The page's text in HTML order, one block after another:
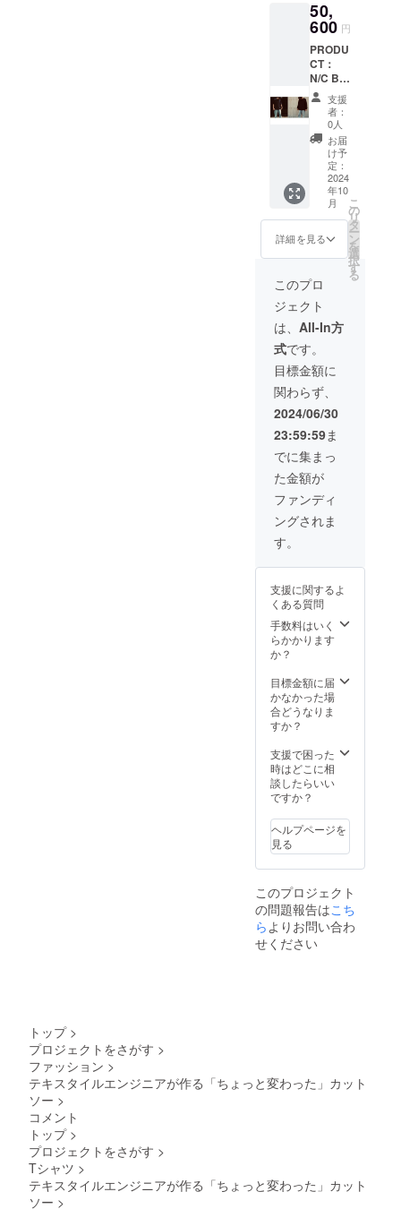
が生じ
る可能
性が有
ります
COLOR
：
NIGHT
PRICE
¥26,400
-(税込・
送料込
み) 数
量 1枚
50,
600 円
PRODU
CT：
N/C BA
H/S
TEE(AG
C-0324)
SIZE：
FREE
(バスト
126cm
着丈
74cm
袖丈
25.5cm
肩幅
56cm)
※誤差
が生じ
る可能
性が有
ります
COLOR
：
NIGHT
数量 1
枚
PRODU
CT：
N/C BA
L/S
TEE(AG
C-0424)
SIZE：
FREE
着丈
袖丈
58cm
肩幅
56cm)
※誤差
る可能
性が有
ります
COLOR
NIGHT
数量 1
枚
PRICE
¥24,200
+
¥26,400
=¥50,60
込・送
料込み)
支援
者：
0人
お届
け予
定：
2024
年10
月
詳細を見る
こ
の
リ
タ
ー
ン
を
選
択
す
る
このプロ
ジェクト
は、 All-In方
式です。
目標金額に
関わらず、
2024/06/30
23:59:59ま
でに集まっ
た金額が
ファンディ
ングされま
す。
支援に関するよ
くある質問
手数料はいく
らかかります
か？
目標金額に届
かなかった場
合どうなりま
すか？
支援で困った
時はどこに相
談したらいい
ですか？
ヘルプページを
見る
このプロジェクト
の問題報告はこち
ら よりお問い合わ
せください
トップ >
プロジェクトをさがす >
ファッション >
テキスタイルエンジニアが作る「ちょっと変わった」カット
ソー >
コメント
トップ >
プロジェクトをさがす >
Tシャツ >
テキスタイルエンジニアが作る「ちょっと変わった」カット
ソー >